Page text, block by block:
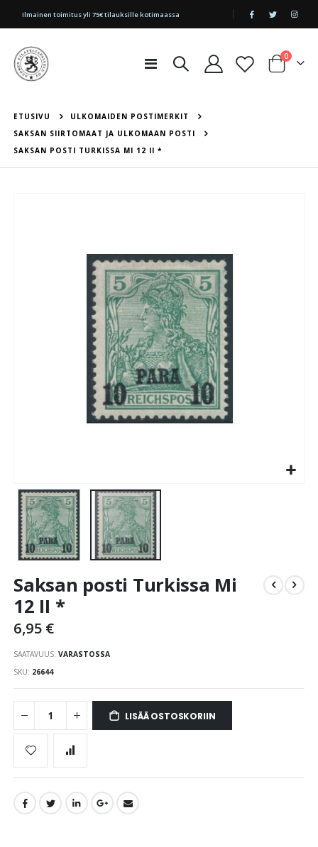
|
Ilmainen toimitus yli 75€ tilauksille kotimaassa
Toggle
Cart
0tuotetta
ETUSIVU
ULKOMAIDEN POSTIMERKIT
SAKSAN SIIRTOMAAT JA ULKOMAAN POSTI
SAKSAN POSTI TURKISSA MI 12 II *
to
beginning
of
images
gallery
Saksan posti Turkissa Mi
12 II *
6,95 €
SAATAVUUS: VARASTOSSA
SKU 26644
LISÄÄ OSTOSKORIIN